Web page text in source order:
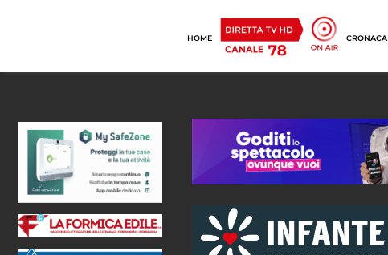
HOME CRONACA